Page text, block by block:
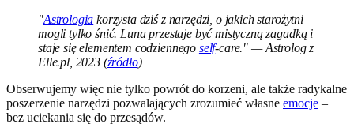
"Astrologia korzysta dziś z narzędzi, o jakich starożytni
mogli tylko śnić. Luna przestaje być mistyczną zagadką i
staje się elementem codziennego self-care." — Astrolog z
Elle.pl, 2023 (źródło)
Obserwujemy więc nie tylko powrót do korzeni, ale także radykalne
poszerzenie narzędzi pozwalających zrozumieć własne emocje –
bez uciekania się do przesądów.